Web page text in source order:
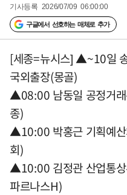
기사등록 2026/07/09 06:00:00
구글에서 선호하는 매체로 추가
[세종=뉴시스] ▲~10일
국외출장(몽골)
▲08:00 남동일 공정거래
종)
▲10:00 박홍근 기획예산
회)
▲10:00 김정관 산업통상
파르나스H)